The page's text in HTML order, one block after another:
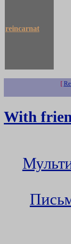
reincarnat
[
With